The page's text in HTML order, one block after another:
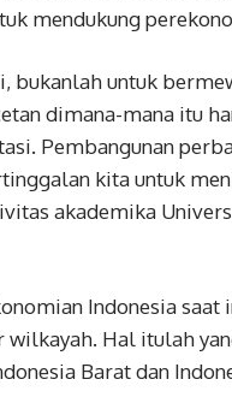
mendukung
bukanlah untuk
dimana-mana itu
Pembangunan
kita untuk
akademika
Indonesia saat
Hal itulah
Barat dan